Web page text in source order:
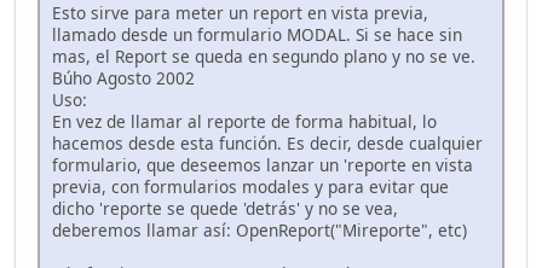
Esto sirve para meter un report en vista previa,
llamado desde un formulario MODAL. Si se hace sin
mas, el Report se queda en segundo plano y no se ve.
Búho Agosto 2002
Uso:
En vez de llamar al reporte de forma habitual, lo
hacemos desde esta función. Es decir, desde cualquier
formulario, que deseemos lanzar un 'reporte en vista
previa, con formularios modales y para evitar que
dicho 'reporte se quede 'detrás' y no se vea,
deberemos llamar así: OpenReport("Mireporte", etc)